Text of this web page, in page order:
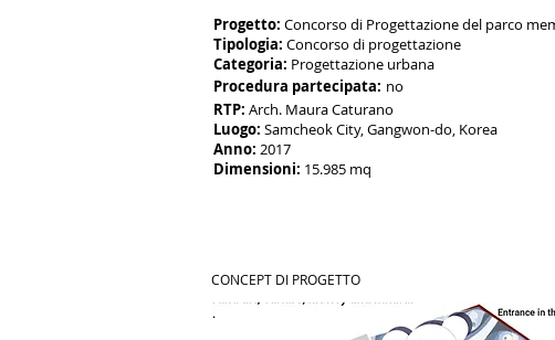
Progetto: Concorso di Progettazione del parco
Tipologia: Concorso di progettazione
Categoria: Progettazione urbana
Procedura partecipata: no
RTP: Arch. Maura Caturano
Luogo: Samcheok City, Gangwon-do, Korea
Anno: 2017
Dimensioni: 15.985 mq
CONCEPT DI PROGETTO